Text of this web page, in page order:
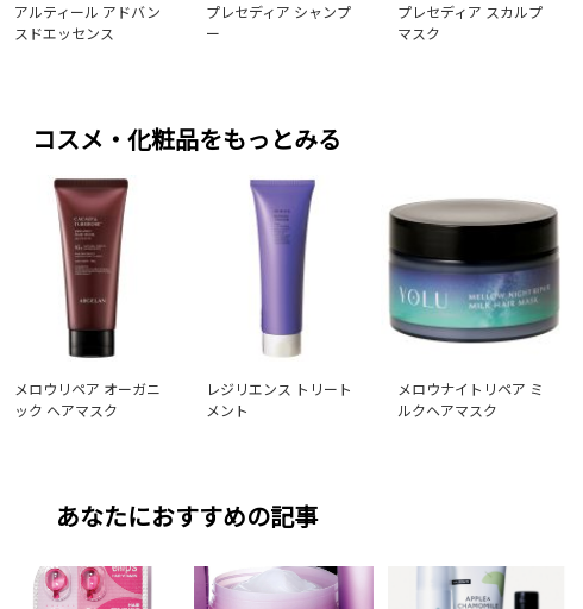
アルティール アドバン
スドエッセンス
プレセディア シャンプ
ー
プレセディア スカルプ
マスク
コスメ・化粧品をもっとみる
メロウリペア オーガニ
ック ヘアマスク
レジリエンス トリート
メント
メロウナイトリペア ミ
ルクヘアマスク
あなたにおすすめの記事